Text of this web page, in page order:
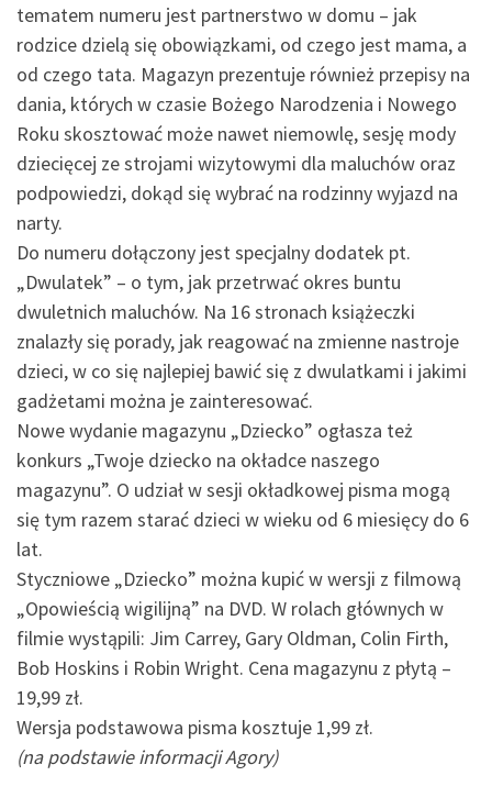
tematem numeru jest partnerstwo w domu – jak
rodzice dzielą się obowiązkami, od czego jest mama, a
od czego tata. Magazyn prezentuje również przepisy na
dania, których w czasie Bożego Narodzenia i Nowego
Roku skosztować może nawet niemowlę, sesję mody
dziecięcej ze strojami wizytowymi dla maluchów oraz
podpowiedzi, dokąd się wybrać na rodzinny wyjazd na
narty.
Do numeru dołączony jest specjalny dodatek pt.
„Dwulatek” – o tym, jak przetrwać okres buntu
dwuletnich maluchów. Na 16 stronach książeczki
znalazły się porady, jak reagować na zmienne nastroje
dzieci, w co się najlepiej bawić się z dwulatkami i jakimi
gadżetami można je zainteresować.
Nowe wydanie magazynu „Dziecko” ogłasza też
konkurs „Twoje dziecko na okładce naszego
magazynu”. O udział w sesji okładkowej pisma mogą
się tym razem starać dzieci w wieku od 6 miesięcy do 6
lat.
Styczniowe „Dziecko” można kupić w wersji z filmową
„Opowieścią wigilijną” na DVD. W rolach głównych w
filmie wystąpili: Jim Carrey, Gary Oldman, Colin Firth,
Bob Hoskins i Robin Wright. Cena magazynu z płytą –
19,99 zł.
Wersja podstawowa pisma kosztuje 1,99 zł.
(na podstawie informacji Agory)